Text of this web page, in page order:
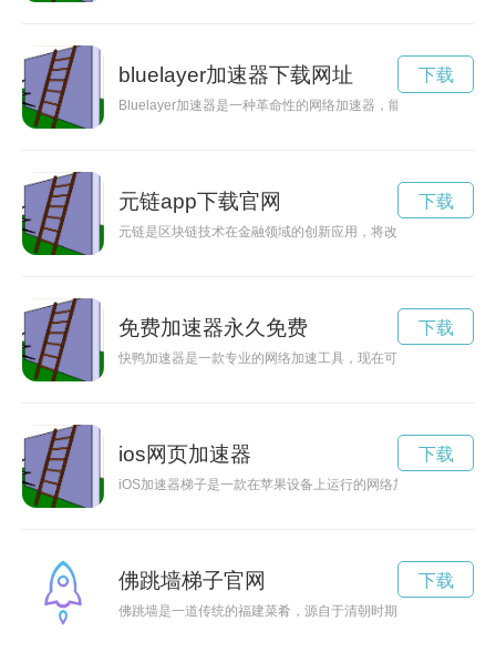
bluelayer加速器下载网址
Bluelayer加速器是一种革命性的网络加速器，能够显著提升用
下载
元链app下载官网
元链是区块链技术在金融领域的创新应用，将改变传统金融体
下载
免费加速器永久免费
快鸭加速器是一款专业的网络加速工具，现在可免费试用！无
下载
ios网页加速器
iOS加速器梯子是一款在苹果设备上运行的网络加速工具，能
下载
佛跳墙梯子官网
佛跳墙是一道传统的福建菜肴，源自于清朝时期，至今仍然广
下载